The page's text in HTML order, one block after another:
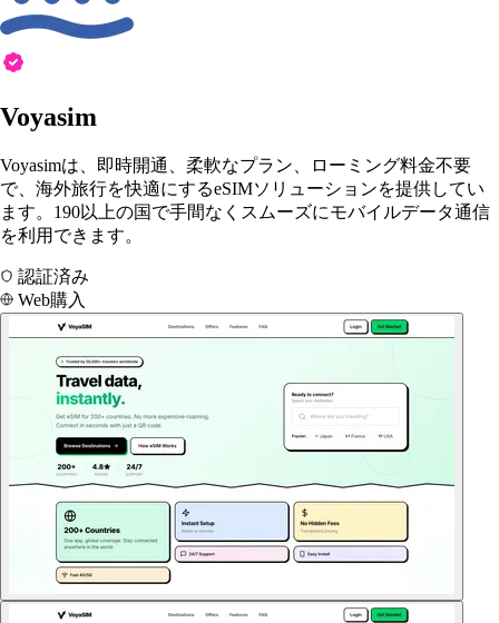
Voyasim
Voyasimは、即時開通、柔軟なプラン、ローミング料金不要
で、海外旅行を快適にするeSIMソリューションを提供してい
ます。190以上の国で手間なくスムーズにモバイルデータ通信
を利用できます。
認証済み
Web購入